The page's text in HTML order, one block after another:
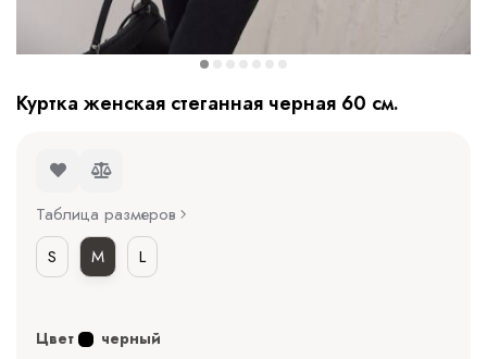
Куртка женская стеганная черная 60 см.
Таблица размеров
S
M L
Цвет черный